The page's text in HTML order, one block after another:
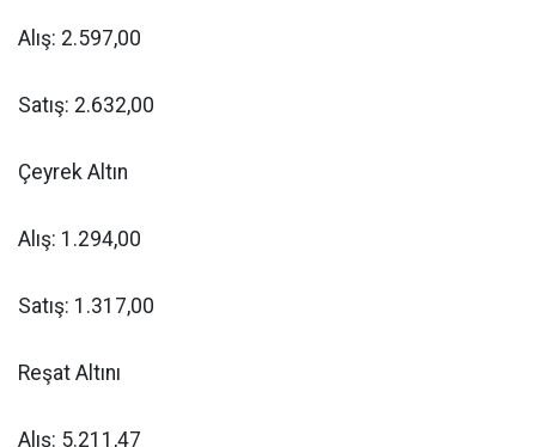
Alış: 2.597,00
Satış: 2.632,00
Çeyrek Altın
Alış: 1.294,00
Satış: 1.317,00
Reşat Altını
Alış: 5.211,47